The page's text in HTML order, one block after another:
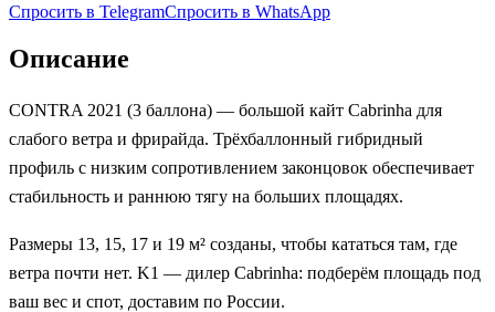
Спросить в TelegramСпросить в WhatsApp
Описание
CONTRA 2021 (3 баллона) — большой кайт Cabrinha для
слабого ветра и фрирайда. Трёхбаллонный гибридный
профиль с низким сопротивлением законцовок обеспечивает
стабильность и раннюю тягу на больших площадях.
Размеры 13, 15, 17 и 19 м² созданы, чтобы кататься там, где
ветра почти нет. K1 — дилер Cabrinha: подберём площадь под
ваш вес и спот, доставим по России.